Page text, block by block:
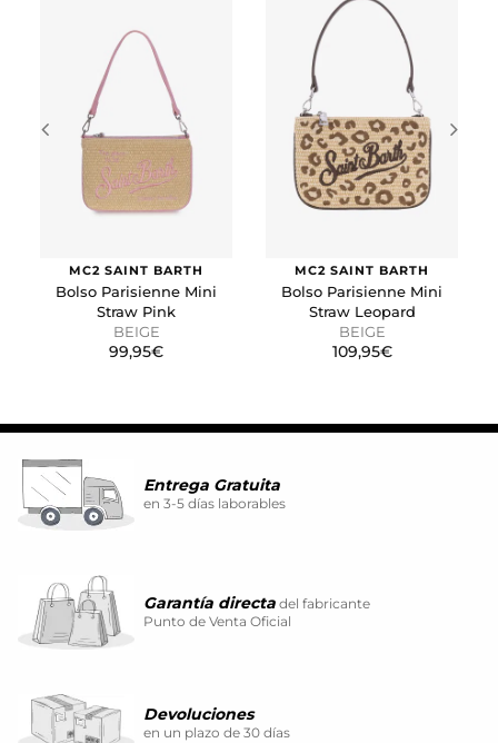
MC2 SAINT BARTH
Bolso Parisienne Mini
Straw Pink
BEIGE
99,95€
MC2 SAINT BARTH
Bolso Parisienne Mini
Straw Leopard
BEIGE
109,95€
Entrega Gratuita
en 3-5 días laborables
Garantía directa del fabricante
Punto de Venta Oficial
Devoluciones
en un plazo de 30 días
Estas cookies se utilizan para rastrear a los visitantes en
las páginas web. La intención es mostrar anuncios
relevantes y atractivos para el usuario individual.
GUARDAR CONFIGURACIÓN
Puedes volver a configurar tus cookies desde la sección